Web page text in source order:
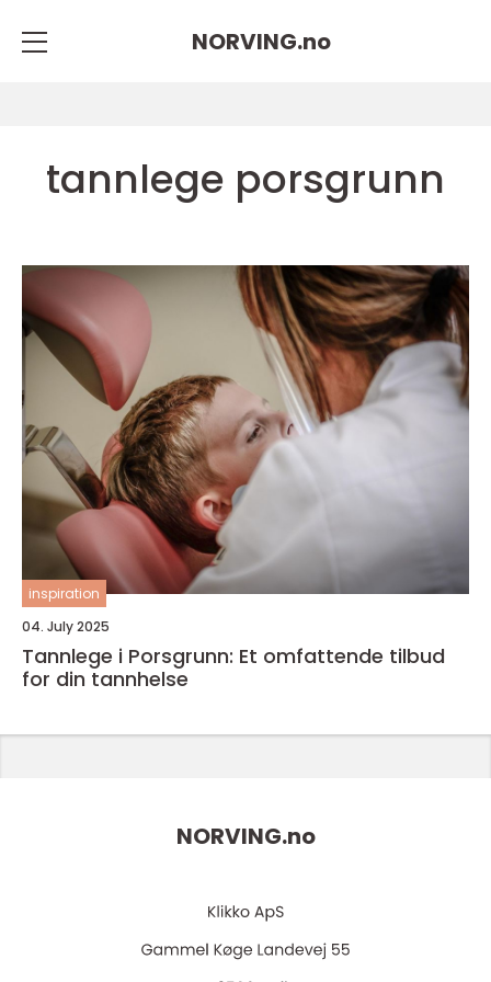
NORVING.no
tannlege porsgrunn
inspiration
04. July 2025
Tannlege i Porsgrunn: Et omfattende tilbud
for din tannhelse
NORVING.no